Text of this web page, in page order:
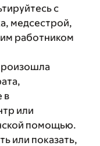
с
медсестрой,
работником
в
или
помощью.
или показать,